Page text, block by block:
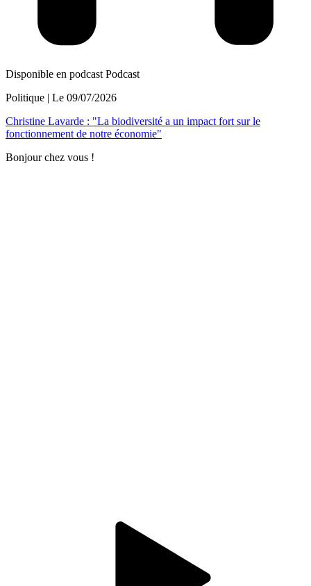
Disponible en podcast Podcast
Politique | Le 09/07/2026
Christine Lavarde : "La biodiversité a un impact fort sur le
fonctionnement de notre économie"
Bonjour chez vous !